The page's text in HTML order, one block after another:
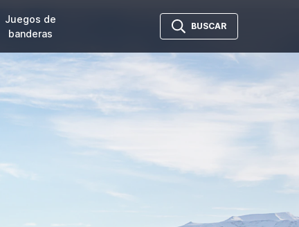
Juegos de
banderas
BUSCAR